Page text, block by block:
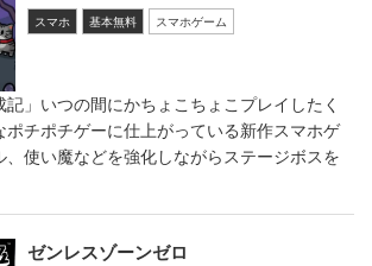
スマホ 基本無料 スマホゲーム
記」いつの間にかちょこちょこプレイしたく
ポチポチゲーに仕上がっている新作スマホゲ
、使い魔などを強化しながらステージボスを
ゼンレスゾーンゼロ